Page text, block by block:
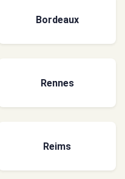
Bordeaux
Rennes
Reims